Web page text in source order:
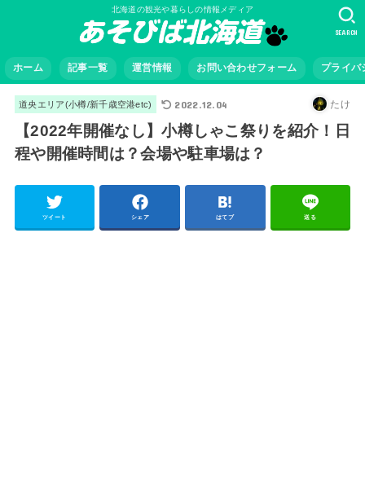
北海道の観光や暮らしの情報メディア
ホーム 記事一覧 運営情報 お問い合わせフォーム プライバ
SEARCH
道央エリア(小樽/新千歳空港etc) 2022.12.04 たけ
【2022年開催なし】小樽しゃこ祭りを紹介！日
程や開催時間は？会場や駐車場は？
ツイート シェア はてブ 送る